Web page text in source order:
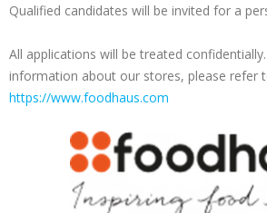
Qualified candidates will be invited for a
All applications will be treated
information about our stores, please refer
https://www.foodhaus.com